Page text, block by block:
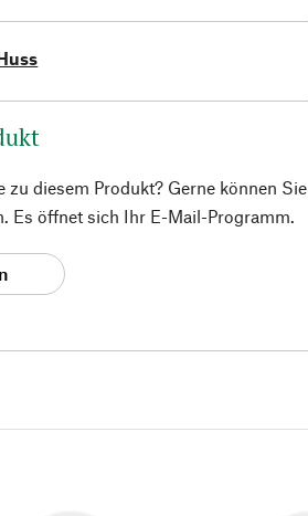
zu diesem Produkt? Gerne können Sie
Es öffnet sich Ihr E-Mail-Programm.